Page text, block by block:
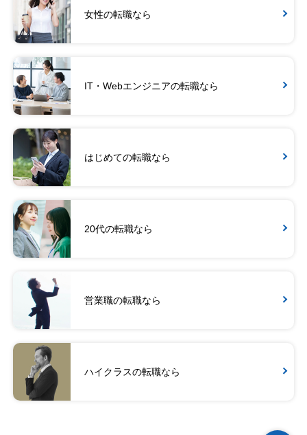
女性の転職なら
IT・Webエンジニアの転職なら
はじめての転職なら
20代の転職なら
営業職の転職なら
ハイクラスの転職なら